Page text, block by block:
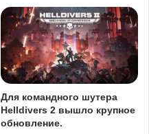
Для командного шутера
Helldivers 2 вышло крупное
обновление.